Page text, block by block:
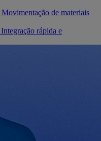
Movimentação de materiais
Integração rápida e